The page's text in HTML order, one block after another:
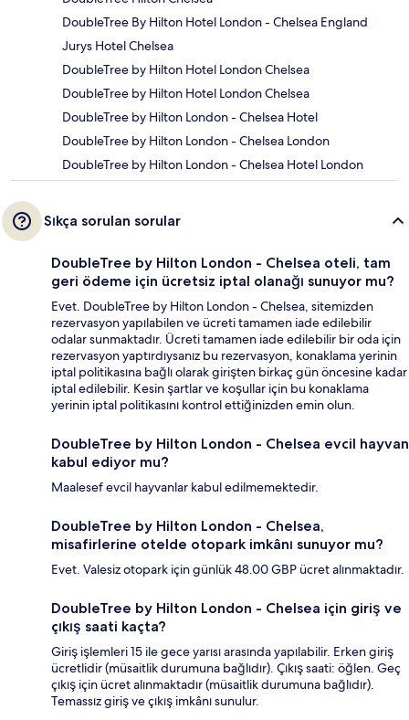
DoubleTree By Hilton Hotel London - Chelsea England
Jurys Hotel Chelsea
DoubleTree by Hilton Hotel London Chelsea
DoubleTree by Hilton Hotel London Chelsea
DoubleTree by Hilton London - Chelsea Hotel
DoubleTree by Hilton London - Chelsea London
DoubleTree by Hilton London - Chelsea Hotel London
Sıkça sorulan sorular
DoubleTree by Hilton London - Chelsea oteli, tam
geri ödeme için ücretsiz iptal olanağı sunuyor mu?
Evet. DoubleTree by Hilton London - Chelsea, sitemizden
rezervasyon yapılabilen ve ücreti tamamen iade edilebilir
odalar sunmaktadır. Ücreti tamamen iade edilebilir bir oda için
rezervasyon yaptırdıysanız bu rezervasyon, konaklama yerinin
iptal politikasına bağlı olarak girişten birkaç gün öncesine kadar
iptal edilebilir. Kesin şartlar ve koşullar için bu konaklama
yerinin iptal politikasını kontrol ettiğinizden emin olun.
DoubleTree by Hilton London - Chelsea evcil hayvan
kabul ediyor mu?
Maalesef evcil hayvanlar kabul edilmemektedir.
DoubleTree by Hilton London - Chelsea,
misafirlerine otelde otopark imkânı sunuyor mu?
Evet. Valesiz otopark için günlük 48.00 GBP ücret alınmaktadır.
DoubleTree by Hilton London - Chelsea için giriş ve
çıkış saati kaçta?
Giriş işlemleri 15 ile gece yarısı arasında yapılabilir. Erken giriş
ücretlidir (müsaitlik durumuna bağlıdır). Çıkış saati: öğlen. Geç
çıkış için ücret alınmaktadır (müsaitlik durumuna bağlıdır).
Temassız giriş ve çıkış imkânı sunulur.